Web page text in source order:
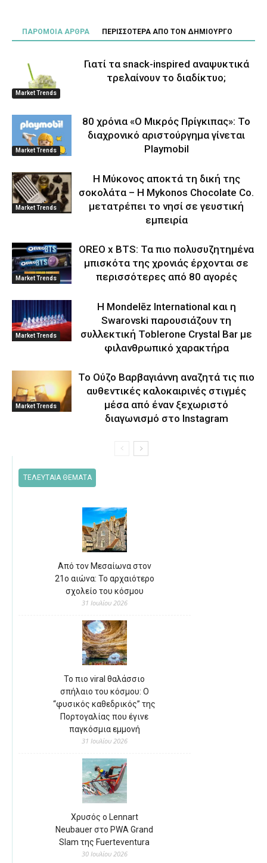
ΠΑΡΟΜΟΙΑ ΑΡΘΡΑ ΠΕΡΙΣΣΟΤΕΡΑ ΑΠΟ ΤΟΝ ΔΗΜΙΟΥΡΓΟ
Market Trends
Γιατί τα snack-inspired αναψυκτικά
τρελαίνουν το διαδίκτυο;
Market Trends
80 χρόνια «Ο Μικρός Πρίγκιπας»: Το
διαχρονικό αριστούργημα γίνεται
Playmobil
Market Trends
Η Μύκονος αποκτά τη δική της
σοκολάτα – Η Mykonos Chocolate Co.
μετατρέπει το νησί σε γευστική
εμπειρία
Market Trends
OREO x BTS: Τα πιο πολυσυζητημένα
μπισκότα της χρονιάς έρχονται σε
περισσότερες από 80 αγορές
Market Trends
Η Mondelēz International και η
Swarovski παρουσιάζουν τη
συλλεκτική Toblerone Crystal Bar με
φιλανθρωπικό χαρακτήρα
Market Trends
Το Ούζο Βαρβαγιάννη αναζητά τις πιο
αυθεντικές καλοκαιρινές στιγμές
μέσα από έναν ξεχωριστό
διαγωνισμό στο Instagram
ΤΕΛΕΥΤΑΙΑ ΘΕΜΑΤΑ
Από τον Μεσαίωνα στον
21ο αιώνα: Το αρχαιότερο
σχολείο του κόσμου
31 Ιουλίου 2026
Το πιο viral θαλάσσιο
σπήλαιο του κόσμου: Ο
“φυσικός καθεδρικός” της
Πορτογαλίας που έγινε
παγκόσμια εμμονή
31 Ιουλίου 2026
Χρυσός ο Lennart
Neubauer στο PWA Grand
Slam της Fuerteventura
30 Ιουλίου 2026